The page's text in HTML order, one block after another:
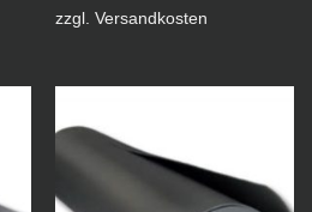
zzgl. Versandkosten